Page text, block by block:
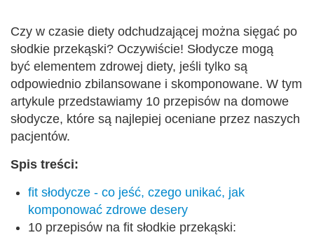
Czy w czasie diety odchudzającej można sięgać po
słodkie przekąski? Oczywiście! Słodycze mogą
być elementem zdrowej diety, jeśli tylko są
odpowiednio zbilansowane i skomponowane. W tym
artykule przedstawiamy 10 przepisów na domowe
słodycze, które są najlepiej oceniane przez naszych
pacjentów.
Spis treści:
fit słodycze - co jeść, czego unikać, jak
komponować zdrowe desery
10 przepisów na fit słodkie przekąski: